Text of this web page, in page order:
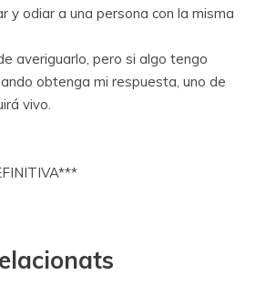
y odiar a una persona con la misma
averiguarlo, pero si algo tengo
obtenga mi respuesta, uno de
vivo.